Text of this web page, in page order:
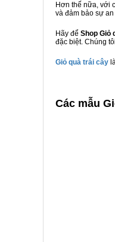
Hơn thế nữa, với
và đảm bảo sự
Hãy để Shop Giỏ
đặc biệt. Chúng
Giỏ quà trái cây
Các mẫu